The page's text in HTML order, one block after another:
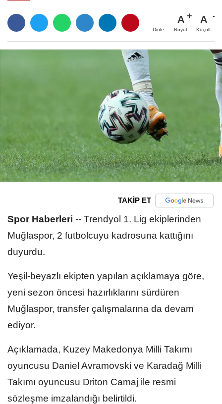
Dinle
A
Büyüt
A
Küçült
TAKİP ET
Spor Haberleri -- Trendyol 1. Lig ekiplerinden
Muğlaspor, 2 futbolcuyu kadrosuna kattığını
duyurdu.
Yeşil-beyazlı ekipten yapılan açıklamaya göre,
yeni sezon öncesi hazırlıklarını sürdüren
Muğlaspor, transfer çalışmalarına da devam
ediyor.
Açıklamada, Kuzey Makedonya Milli Takımı
oyuncusu Daniel Avramovski ve Karadağ Milli
Takımı oyuncusu Driton Camaj ile resmi
sözleşme imzalandığı belirtildi.